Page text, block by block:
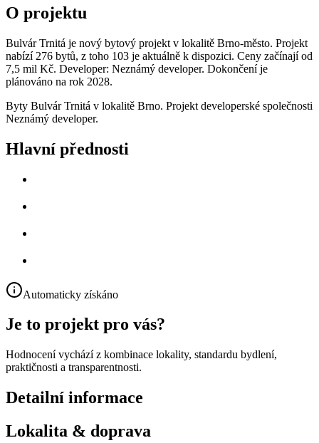
O projektu
Bulvár Trnitá je nový bytový projekt v lokalitě Brno-město. Projekt
nabízí 276 bytů, z toho 103 je aktuálně k dispozici. Ceny začínají od
7,5 mil Kč. Developer: Neznámý developer. Dokončení je
plánováno na rok 2028.
Byty Bulvár Trnitá v lokalitě Brno. Projekt developerské společnosti
Neznámý developer.
Hlavní přednosti
Automaticky získáno
Je to projekt pro vás?
Hodnocení vychází z kombinace lokality, standardu bydlení,
praktičnosti a transparentnosti.
Detailní informace
Lokalita & doprava